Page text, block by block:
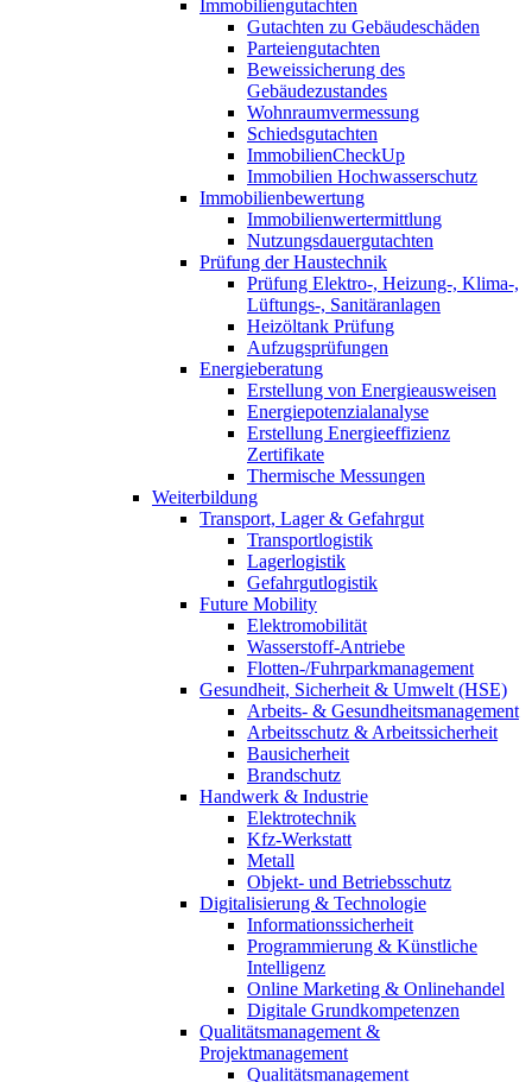
Immobiliengutachten
Gutachten zu Gebäudeschäden
Parteiengutachten
Beweissicherung des
Gebäudezustandes
Wohnraumvermessung
Schiedsgutachten
ImmobilienCheckUp
Immobilien Hochwasserschutz
Immobilienbewertung
Immobilienwertermittlung
Nutzungsdauergutachten
Prüfung der Haustechnik
Prüfung Elektro-, Heizung-, Klima-,
Lüftungs-, Sanitäranlagen
Heizöltank Prüfung
Aufzugsprüfungen
Energieberatung
Erstellung von Energieausweisen
Energiepotenzialanalyse
Erstellung Energieeffizienz
Zertifikate
Thermische Messungen
Weiterbildung
Transport, Lager & Gefahrgut
Transportlogistik
Lagerlogistik
Gefahrgutlogistik
Future Mobility
Elektromobilität
Wasserstoff-Antriebe
Flotten-/Fuhrparkmanagement
Gesundheit, Sicherheit & Umwelt (HSE)
Arbeits- & Gesundheitsmanagement
Arbeitsschutz & Arbeitssicherheit
Bausicherheit
Brandschutz
Handwerk & Industrie
Elektrotechnik
Kfz-Werkstatt
Metall
Objekt- und Betriebsschutz
Digitalisierung & Technologie
Informationssicherheit
Programmierung & Künstliche
Intelligenz
Online Marketing & Onlinehandel
Digitale Grundkompetenzen
Qualitätsmanagement &
Projektmanagement
Qualitätsmanagement